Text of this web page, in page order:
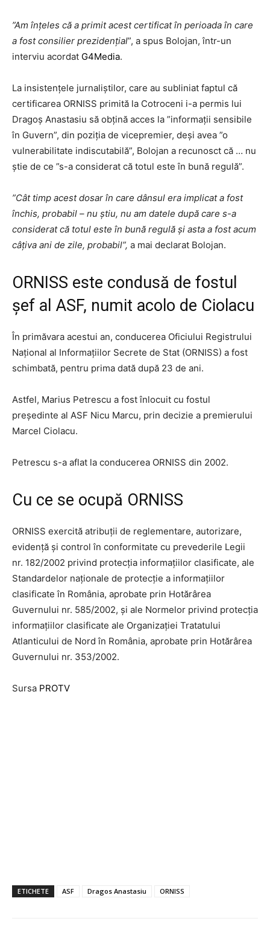
”Am înțeles că a primit acest certificat în perioada în care
a fost consilier prezidențial”, a spus Bolojan, într-un
interviu acordat G4Media.
La insistențele jurnaliștilor, care au subliniat faptul că
certificarea ORNISS primită la Cotroceni i-a permis lui
Dragoș Anastasiu să obțină acces la ”informații sensibile
în Guvern”, din poziția de vicepremier, deși avea ”o
vulnerabilitate indiscutabilă”, Bolojan a recunosct că … nu
știe de ce ”s-a considerat că totul este în bună regulă”.
”Cât timp acest dosar în care dânsul era implicat a fost
închis, probabil – nu știu, nu am datele după care s-a
considerat că totul este în bună regulă și asta a fost acum
câțiva ani de zile, probabil”, a mai declarat Bolojan.
ORNISS este condusă de fostul
șef al ASF, numit acolo de Ciolacu
În primăvara acestui an, conducerea Oficiului Registrului
Naţional al Informaţiilor Secrete de Stat (ORNISS) a fost
schimbată, pentru prima dată după 23 de ani.
Astfel, Marius Petrescu a fost înlocuit cu fostul
preşedinte al ASF Nicu Marcu, prin decizie a premierului
Marcel Ciolacu.
Petrescu s-a aflat la conducerea ORNISS din 2002.
Cu ce se ocupă ORNISS
ORNISS exercită atribuţii de reglementare, autorizare,
evidenţă şi control în conformitate cu prevederile Legii
nr. 182/2002 privind protecţia informaţiilor clasificate, ale
Standardelor naţionale de protecţie a informaţiilor
clasificate în România, aprobate prin Hotărârea
Guvernului nr. 585/2002, şi ale Normelor privind protecţia
informaţiilor clasificate ale Organizaţiei Tratatului
Atlanticului de Nord în România, aprobate prin Hotărârea
Guvernului nr. 353/2002.
Sursa PROTV
ETICHETE ASF Dragos Anastasiu ORNISS